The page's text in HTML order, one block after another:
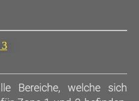
Bereiche, welche sich